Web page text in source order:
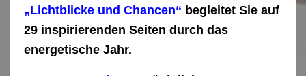
„Lichtblicke und Chancen“ begleitet Sie auf
29 inspirierenden Seiten durch das
energetische Jahr.